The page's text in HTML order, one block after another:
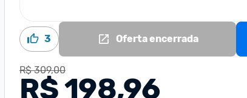
3 Oferta encerrada
R$ 309,00
R$ 198,96